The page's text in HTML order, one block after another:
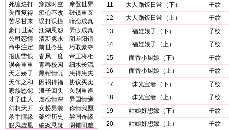
死缠烂打
穿越时空
摩登世界
失而复得
痴心不改
破镜重圆
苦尽甘来
误打误撞
暗恋成真
豪门世家
江湖恩怨
弄假成真
公司恋情
清新隽永
阴差阳错
命中注定
前世今生
巧取豪夺
报仇雪恨
春风一度
帝王将相
误会重重
青春校园
细水长流
天之娇子
黑帮情仇
患得患失
天作之和
因祸得福
协议买卖
家族恩怨
浪子回头
久别重逢
才子佳人
虐恋情深
异国情缘
幻想天开
女扮男装
你情我愿
杀手情缘
架空历史
异国奇缘
假凤虚凰
破案悬疑
阴错阳差
11
大人蹭饭日常（下）
子纹
12
大人蹭饭日常（上）
子纹
13
福娃娘子（下）
子纹
14
福娃娘子（上）
子纹
15
面香小厨娘（下）
子纹
16
面香小厨娘（上）
子纹
17
珠光宝妻（下）
子纹
18
珠光宝妻（上）
子纹
19
姑娘好想嫁（下）
子纹
20
姑娘好想嫁（上）
子纹